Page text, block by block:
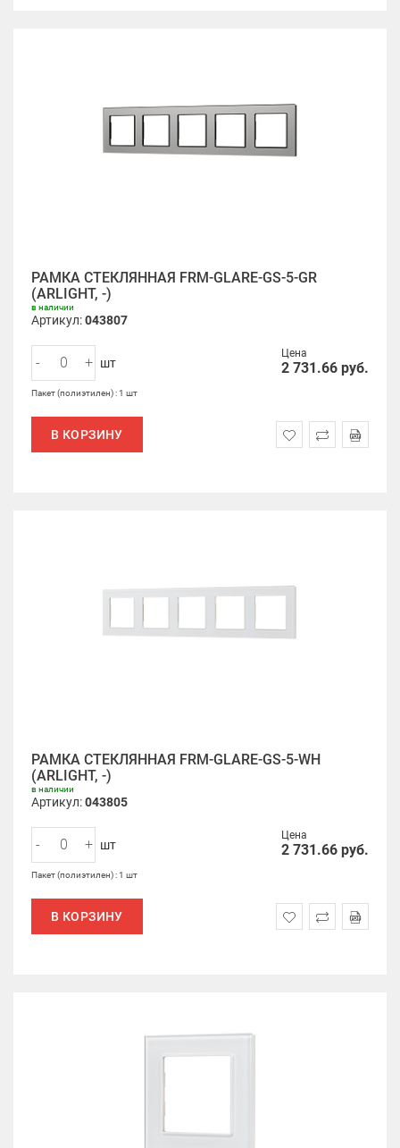
РАМКА СТЕКЛЯННАЯ FRM-GLARE-GS-5-GR
(ARLIGHT, -)
в наличии
Артикул:043807
Цена
2 731.66 руб.
- + шт
Пакет (полиэтилен) : 1 шт
В КОРЗИНУ
РАМКА СТЕКЛЯННАЯ FRM-GLARE-GS-5-WH
(ARLIGHT, -)
в наличии
Артикул:043805
Цена
2 731.66 руб.
- + шт
Пакет (полиэтилен) : 1 шт
В КОРЗИНУ